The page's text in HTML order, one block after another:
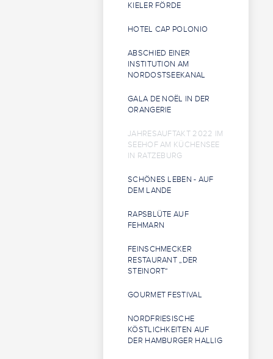
KIELER FÖRDE
HOTEL CAP POLONIO
ABSCHIED EINER
INSTITUTION AM
NORDOSTSEEKANAL
GALA DE NOËL IN DER
ORANGERIE
JAHRESAUFTAKT 2022 IM
SEEHOF AM KÜCHENSEE
IN RATZEBURG
SCHÖNES LEBEN - AUF
DEM LANDE
RAPSBLÜTE AUF
FEHMARN
FEINSCHMECKER
RESTAURANT „DER
STEINORT“
GOURMET FESTIVAL
NORDFRIESISCHE
KÖSTLICHKEITEN AUF
DER HAMBURGER HALLIG